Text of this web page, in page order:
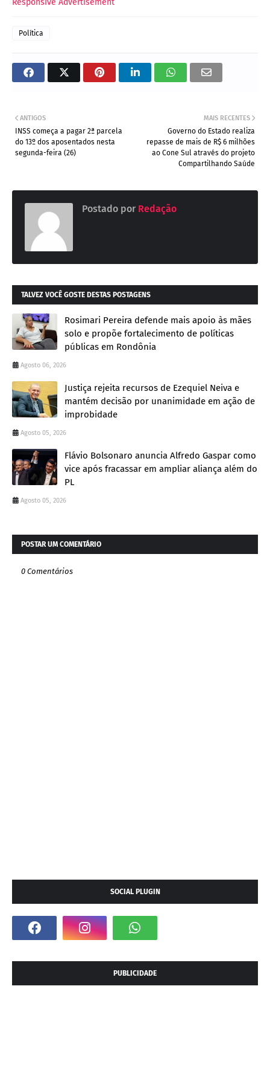
Política
MAIS RECENTES
Governo do Estado realiza
repasse de mais de R$ 6 milhões
ao Cone Sul através do projeto
Compartilhando Saúde
ANTIGOS
INSS começa a pagar 2ª parcela
do 13º dos aposentados nesta
segunda-feira (26)
Postado por Redação
TALVEZ VOCÊ GOSTE DESTAS POSTAGENS
Rosimari Pereira defende mais apoio às mães
solo e propõe fortalecimento de políticas
públicas em Rondônia
Agosto 06, 2026
Justiça rejeita recursos de Ezequiel Neiva e
mantém decisão por unanimidade em ação de
improbidade
Agosto 05, 2026
Flávio Bolsonaro anuncia Alfredo Gaspar como
vice após fracassar em ampliar aliança além do
PL
Agosto 05, 2026
POSTAR UM COMENTÁRIO
0 Comentários
SOCIAL PLUGIN
PUBLICIDADE